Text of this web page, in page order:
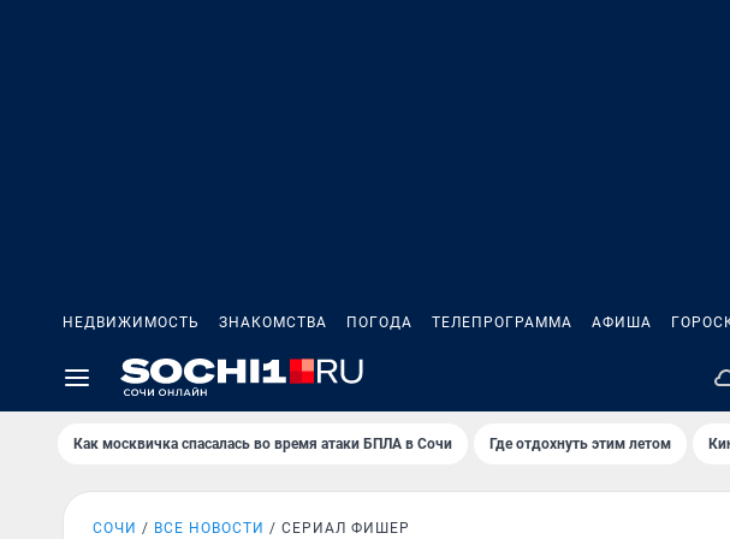
НЕДВИЖИМОСТЬ ЗНАКОМСТВА ПОГОДА ТЕЛЕПРОГРАММА АФИША
Как москвичка спасалась во время атаки БПЛА в Сочи Где отдохнуть этим летом
СОЧИ ВСЕ НОВОСТИ СЕРИАЛ ФИШЕР